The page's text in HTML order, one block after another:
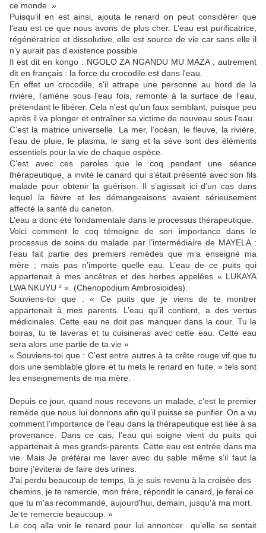
ce monde. »
Puisqu’il en est ainsi, ajouta le renard on peut considérer que
l’eau est ce que nous avons de plus cher. L’eau est purificatrice,
régénératrice et dissolutive, elle est source de vie car sans elle il
n’y aurait pas d’existence possible.
Il est dit en kongo : NGOLO ZA NGANDU MU MAZA ; autrement
dit en français : la force du crocodile est dans l'eau.
En effet un crocodile, s'il attrape une personne au bord de la
rivière, l’amène sous l'eau fois, remonte à la surface de l'eau,
prétendant le libérer. Cela n'est qu'un faux semblant, puisque peu
après il va plonger et entraîner sa victime de nouveau sous l'eau.
C’est la matrice universelle. La mer, l’océan, le fleuve, la rivière,
l’eau de pluie, le plasma, le sang et la sève sont des éléments
essentiels pour la vie de chaque espèce.
C’est avec ces paroles que le coq pendant une séance
thérapeutique, a invité le canard qui s’était présenté avec son fils
malade pour obtenir la guérison. Il s’agissait ici d’un cas dans
lequel la fièvre et les démangeaisons avaient sérieusement
affecté la santé du caneton.
L’eau a donc été fondamentale dans le processus thérapeutique.
Voici comment le coq témoigne de son importance dans le
processus de soins du malade par l’intermédiaire de MAYELA :
l’eau fait partie des premiers remèdes que m’a enseigné ma
mère ; mais pas n’importe quelle eau. L’eau de ce puits qui
appartenait à mes ancêtres et des herbes appelées « LUKAYA
LWA NKUYU ² ». (Chenopodium Ambrosioides).
Souviens-toi que : « Ce puits que je viens de te montrer
appartenait à mes parents. L’eau qu’il contient, a des vertus
médicinales. Cette eau ne doit pas manquer dans la cour. Tu la
boiras, tu te laveras et tu cuisineras avec cette eau. Cette eau
sera alors une partie de ta vie »
« Souviens-toi que : C’est entre autres à ta crête rouge vif que tu
dois une semblable gloire et tu mets le renard en fuite. » tels sont
les enseignements de ma mère.
Depuis ce jour, quand nous recevons un malade, c’est le premier
remède que nous lui donnons afin qu’il puisse se purifier. On a vu
comment l’importance de l’eau dans la thérapeutique est liée à sa
provenance. Dans ce cas, l’eau qui soigne vient du puits qui
appartenait à mes grands-parents. Cette eau est entrée dans ma
vie. Mais Je préférai me laver avec du sable même s’il faut la
boire j’éviterai de faire des urines.
J'ai perdu beaucoup de temps, là je suis revenu à la croisée des
chemins, je te remercie, mon frère, répondit le canard, je ferai ce
que tu m'as recommandé, aujourd'hui, demain, jusqu'à ma mort.
Je te remercie beaucoup. »
Le coq alla voir le renard pour lui annoncer qu’elle se sentait